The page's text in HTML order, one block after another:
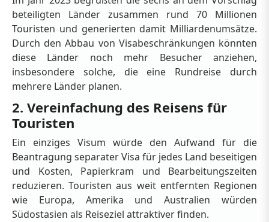
beteiligten Länder zusammen rund 70 Millionen
Touristen und generierten damit Milliardenumsätze.
Durch den Abbau von Visabeschränkungen könnten
diese Länder noch mehr Besucher anziehen,
insbesondere solche, die eine Rundreise durch
mehrere Länder planen.
2. Vereinfachung des Reisens für
Touristen
Ein einziges Visum würde den Aufwand für die
Beantragung separater Visa für jedes Land beseitigen
und Kosten, Papierkram und Bearbeitungszeiten
reduzieren. Touristen aus weit entfernten Regionen
wie Europa, Amerika und Australien würden
Südostasien als Reiseziel attraktiver finden.